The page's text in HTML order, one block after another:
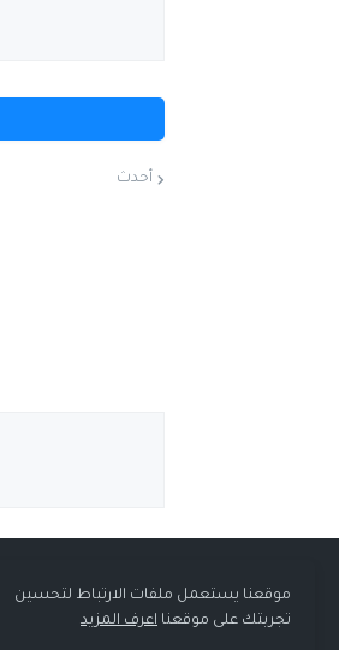
أحدث
موقعنا يستعمل ملفات الارتباط لتحسين
تجربتك على موقعنا اعرف المزيد